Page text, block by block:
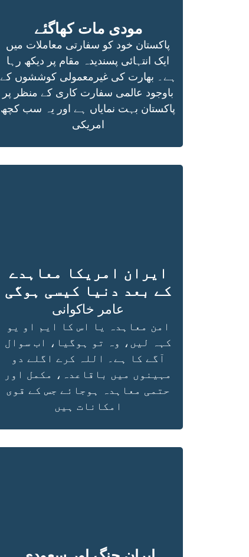
مودی مات کھاگئے
پاکستان خود کو سفارتی معاملات میں
ایک انتہائی پسندیدہ مقام پر دیکھ رہا
ہے۔ بھارت کی غیرمعمولی کوششوں کے
باوجود عالمی سفارت کاری کے منظر پر
پاکستان بہت نمایاں ہے اور یہ سب کچھ
امریکی
ایران امریکا معاہدے
کے بعد دنیا کیسی ہوگی
عامر خاکوانی
امن معاہدہ یا اس کا ایم او یو
کہہ لیں، وہ تو ہوگیا، اب سوال
آگے کا ہے۔ اللہ کرے اگلے دو
مہینوں میں باقاعدہ، مکمل اور
حتمی معاہدہ ہوجائے جس کے قوی
امکانات ہیں